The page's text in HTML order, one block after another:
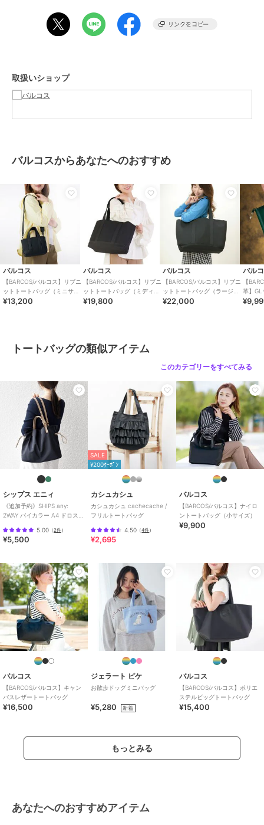
ショップ バルコス
商品カテゴリ バッグ ／トートバッグ
バッグ ／トートバッグ
商品のお取り扱い方法
取扱いショップ
バルコスからあなたへのおすすめ
バルコス
【BARCOS/バルコス】リブニ
ットトートバッグ（ミニサイ
ズ）
¥13,200
バルコス
【BARCOS/バルコス】リブニ
ットトートバッグ（ミディア
ムサイズ）
¥19,800
バルコス
【BARCOS/バルコス】リブニ
ットトートバッグ（ラージサ
イズ）
¥22,000
バル
【
革】GL
ザーコ
トートバッグの類似アイテム
このカテゴリーをすべてみる
シップス エニィ
《追加予約》SHIPS any:
2WAY バイカラー A4 ドロスト
5.00 （2件）
¥5,500
SALE
¥200ｸｰﾎﾟﾝ
カシュカシュ
カシュカシュ cachecache /
フリルトートバッグ
4.50 （4件）
¥2,695
バルコス
【BARCOS/バルコス】ナイロ
ントートバッグ（小サイズ）
¥9,900
バルコス
【BARCOS/バルコス】キャン
バスレザートートバッグ
¥16,500
ジェラート ピケ
お散歩ドッグミニバッグ
¥5,280 新着
バルコス
【BARCOS/バルコス】ポリエ
ステルビッグトートバッグ
¥15,400
もっとみる
あなたへのおすすめアイテム